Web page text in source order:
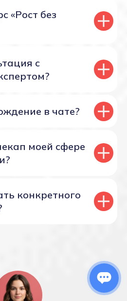
«Рост без
с
в чате?
моей сфере
конкретного